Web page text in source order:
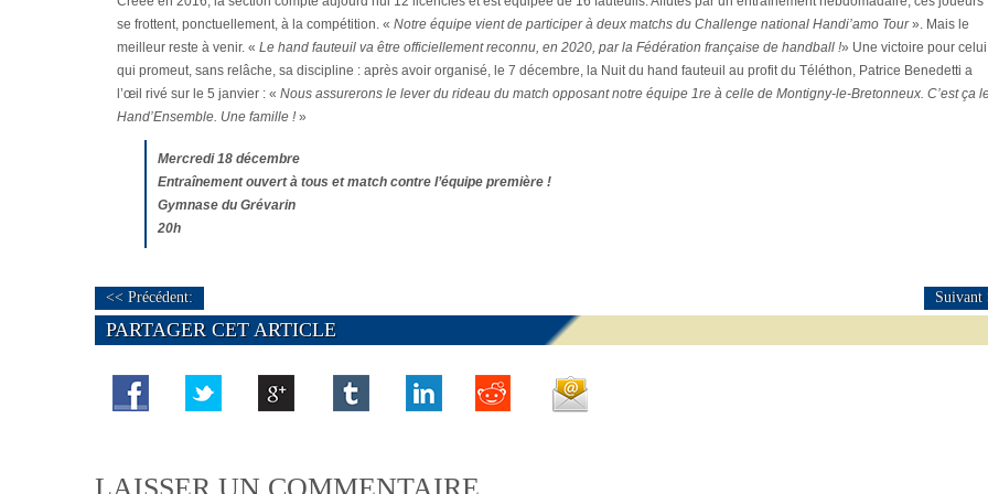
se frottent, ponctuellement, à la compétition. « Notre équipe vient de participer à deux matchs du Challenge national Handi’amo Tour». Mais le
meilleur reste à venir. « Le hand fauteuil va être officiellement reconnu, en 2020, par la Fédération française de handball !» Une victoire pour celui
qui promeut, sans relâche, sa discipline : après avoir organisé, le 7 décembre, la Nuit du hand fauteuil au profit du Téléthon, Patrice Benedetti a
l’œil rivé sur le 5 janvier : « Nous assurerons le lever du rideau du match opposant notre équipe 1re à celle de Montigny-le-Bretonneux. C’est ça
Hand’Ensemble. Une famille ! »
Mercredi 18 décembre
Entraînement ouvert à tous et match contre l’équipe première !
Gymnase du Grévarin
20h
<< Précédent: Suivant
PARTAGER CET ARTICLE